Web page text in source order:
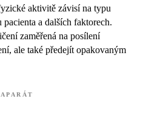
aktivitě závisí na typu
a dalších faktorech.
zaměřená na posílení
ale také předejít opakovaným